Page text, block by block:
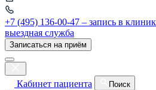
+7 (495) 136-00-47 – запись в
выездная служба
Записаться на приём
Кабинет пациента Поиск